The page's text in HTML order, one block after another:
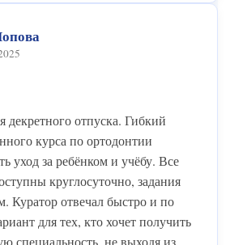
декретного отпуска. Гибкий
курса по ортодонтии
уход за ребёнком и учёбу. Все
круглосуточно, задания
Куратор отвечал быстро и по
для тех, кто хочет получить
специальность, не выходя из